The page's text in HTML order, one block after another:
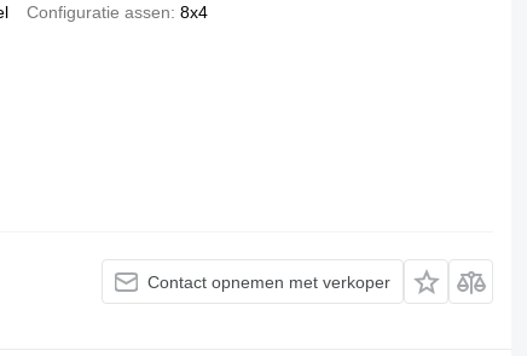
Configuratie assen 8x4
Contact opnemen met verkoper